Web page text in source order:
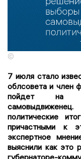
©
7 июля стало
облсовета и член
пойдет на
политические
причастными к
экспертное
выяснили как это